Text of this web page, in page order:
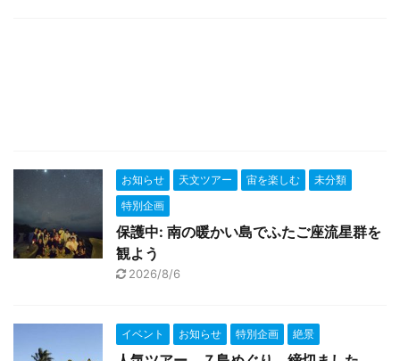
お知らせ 天文ツアー 宙を楽しむ
未分類
特別企画
保護中: 南の暖かい島でふたご座流星群を
観よう
2026/8/6
イベント お知らせ 特別企画 絶景